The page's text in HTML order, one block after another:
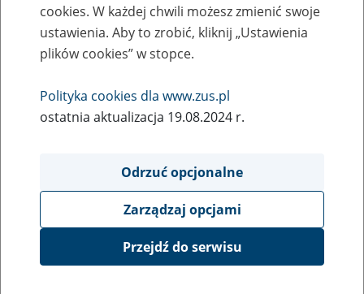
Przejdź do strony głównej
cookies. W każdej chwili możesz zmienić swoje
ustawienia. Aby to zrobić, kliknij „Ustawienia
plików cookies” w stopce.
Polityka cookies dla www.zus.pl
ostatnia aktualizacja 19.08.2024 r.
Odrzuć opcjonalne
Zarządzaj opcjami
Przejdź do serwisu